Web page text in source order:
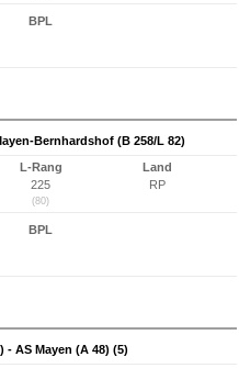
BPL
Bernhardshof (B 258/L 82)
L-Rang
225
(80)
Land
RP
BPL
- AS Mayen (A 48) (5)